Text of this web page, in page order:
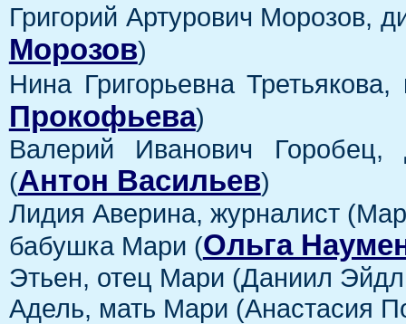
Григорий Артурович Морозов,
Морозов)
Нина Григорьевна
Прокофьева)
Валерий Иванович Горобец,
(Антон Васильев)
Лидия Аверина, журналист
бабушка Мари (Ольга
Этьен, отец Мари (Даниил
Адель, мать Мари (Анастасия